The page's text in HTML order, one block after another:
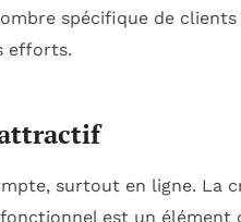
spécifique de
efforts.
surtout en ligne. La
est un élément